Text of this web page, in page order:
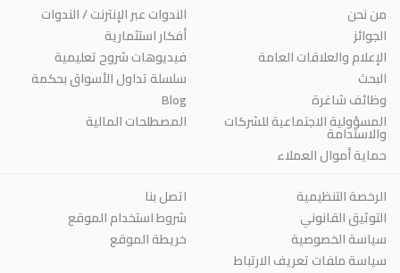
من نحن
الجوائز
الإعلام والعلاقات العامة
البحث
وظائف شاغرة
المسؤولية الاجتماعية للشركات
والاستدامة
حماية أموال العملاء
الندوات عبر الإنترنت / الندوات
أفكار استثمارية
فيديوهات شروح تعليمية
سلسلة تداول الأسواق بحكمة
Blog
المصطلحات المالية
الرخصة التنظيمية
التوثيق القانوني
سياسة الخصوصية
سياسة ملفات تعريف الارتباط
اتصل بنا
شروط استخدام الموقع
خريطة الموقع